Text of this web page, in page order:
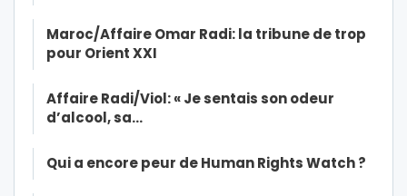
Maroc/Affaire Omar Radi: la tribune de trop
pour Orient XXI
Affaire Radi/Viol: « Je sentais son odeur
d’alcool, sa…
Qui a encore peur de Human Rights Watch ?